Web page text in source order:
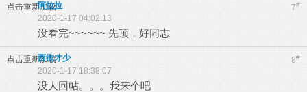
点击重新加载 7#
阿拉拉
2020-1-17 04:02:13
没看完~~~~~~ 先顶，好同志
点击重新加载 8#
西街才少
2020-1-17 18:38:07
没人回帖。。。我来个吧